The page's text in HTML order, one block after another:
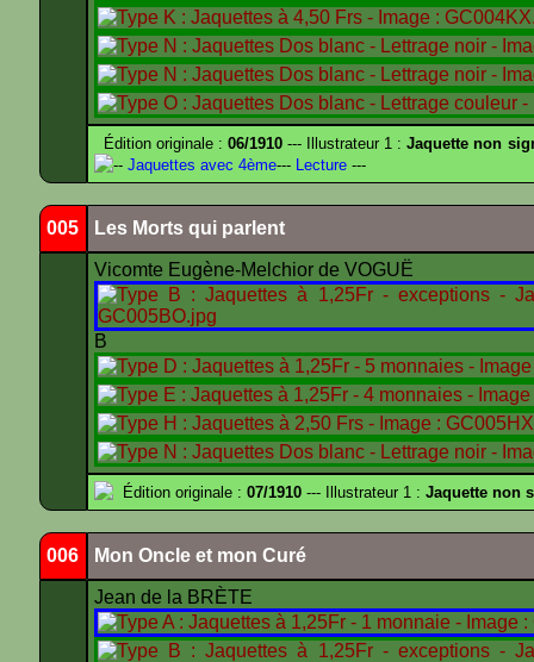
Édition originale :06/1910 --- Illustrateur 1 :Jaquette non
-- Jaquettes avec 4ème--- Lecture ---
005 Les Morts qui parlent
Vicomte Eugène-Melchior de VOGUË
B
Édition originale : 07/1910 --- Illustrateur 1 : Jaquette non
006 Mon Oncle et mon Curé
Jean de la BRÈTE